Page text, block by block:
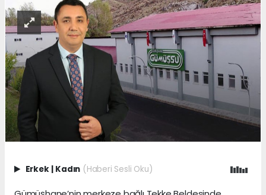
Erkek Kadın (Haberi Sesli Oku)